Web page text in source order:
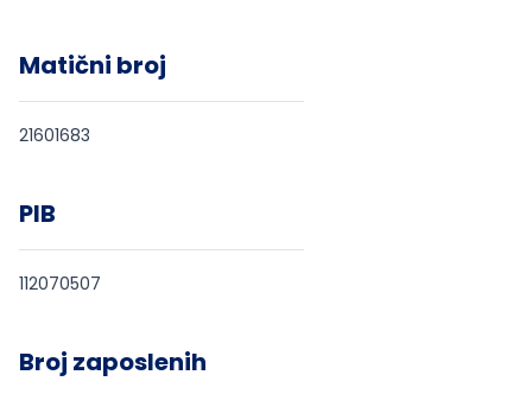
Matični broj
21601683
PIB
112070507
Broj zaposlenih